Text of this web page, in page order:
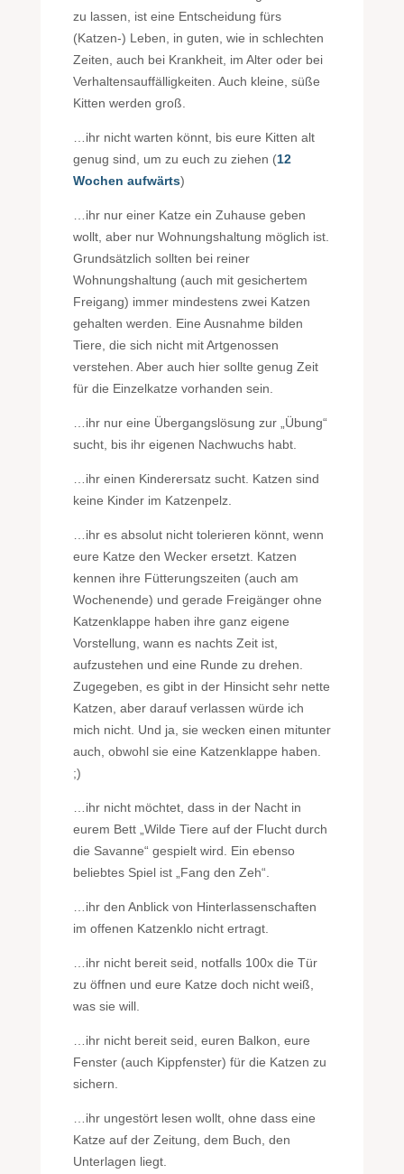
zu lassen, ist eine Entscheidung fürs
(Katzen-) Leben, in guten, wie in schlechten
Zeiten, auch bei Krankheit, im Alter oder bei
Verhaltensauffälligkeiten. Auch kleine, süße
Kitten werden groß.
…ihr nicht warten könnt, bis eure Kitten alt
genug sind, um zu euch zu ziehen (12
Wochen aufwärts)
…ihr nur einer Katze ein Zuhause geben
wollt, aber nur Wohnungshaltung möglich ist.
Grundsätzlich sollten bei reiner
Wohnungshaltung (auch mit gesichertem
Freigang) immer mindestens zwei Katzen
gehalten werden. Eine Ausnahme bilden
Tiere, die sich nicht mit Artgenossen
verstehen. Aber auch hier sollte genug Zeit
für die Einzelkatze vorhanden sein.
…ihr nur eine Übergangslösung zur „Übung“
sucht, bis ihr eigenen Nachwuchs habt.
…ihr einen Kinderersatz sucht. Katzen sind
keine Kinder im Katzenpelz.
…ihr es absolut nicht tolerieren könnt, wenn
eure Katze den Wecker ersetzt. Katzen
kennen ihre Fütterungszeiten (auch am
Wochenende) und gerade Freigänger ohne
Katzenklappe haben ihre ganz eigene
Vorstellung, wann es nachts Zeit ist,
aufzustehen und eine Runde zu drehen.
Zugegeben, es gibt in der Hinsicht sehr nette
Katzen, aber darauf verlassen würde ich
mich nicht. Und ja, sie wecken einen mitunter
auch, obwohl sie eine Katzenklappe haben.
;)
…ihr nicht möchtet, dass in der Nacht in
eurem Bett „Wilde Tiere auf der Flucht durch
die Savanne“ gespielt wird. Ein ebenso
beliebtes Spiel ist „Fang den Zeh“.
…ihr den Anblick von Hinterlassenschaften
im offenen Katzenklo nicht ertragt.
…ihr nicht bereit seid, notfalls 100x die Tür
zu öffnen und eure Katze doch nicht weiß,
was sie will.
…ihr nicht bereit seid, euren Balkon, eure
Fenster (auch Kippfenster) für die Katzen zu
sichern.
…ihr ungestört lesen wollt, ohne dass eine
Katze auf der Zeitung, dem Buch, den
Unterlagen liegt.